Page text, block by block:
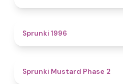
Sprunki 1996
Sprunki Mustard Phase 2